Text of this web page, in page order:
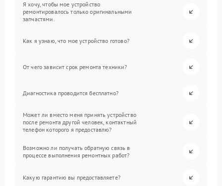
Я хочу, чтобы мое устройство
ремонтировалось только оригинальными
запчастями.
Как я узнаю, что мое устройство готово?
От чего зависит срок ремонта техники?
Диагностика проводится бесплатно?
Может ли вместо меня принять устройство
после ремонта другой человек, контактный
телефон которого я предоставлю?
Возможно ли получать обратную связь в
процессе выполнения ремонтных работ?
Какую гарантию вы предоставляете?